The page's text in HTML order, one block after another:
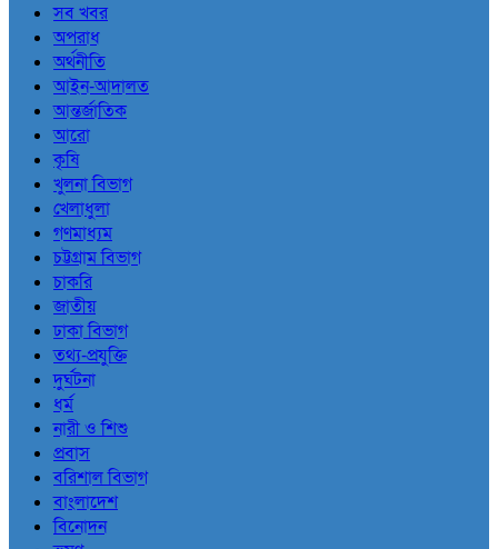
সব খবর
অপরাধ
অর্থনীতি
আইন-আদালত
আন্তর্জাতিক
আরো
কৃষি
খুলনা বিভাগ
খেলাধুলা
গণমাধ্যম
চট্টগ্রাম বিভাগ
চাকরি
জাতীয়
ঢাকা বিভাগ
তথ্য-প্রযুক্তি
দুর্ঘটনা
ধর্ম
নারী ও শিশু
প্রবাস
বরিশাল বিভাগ
বাংলাদেশ
বিনোদন